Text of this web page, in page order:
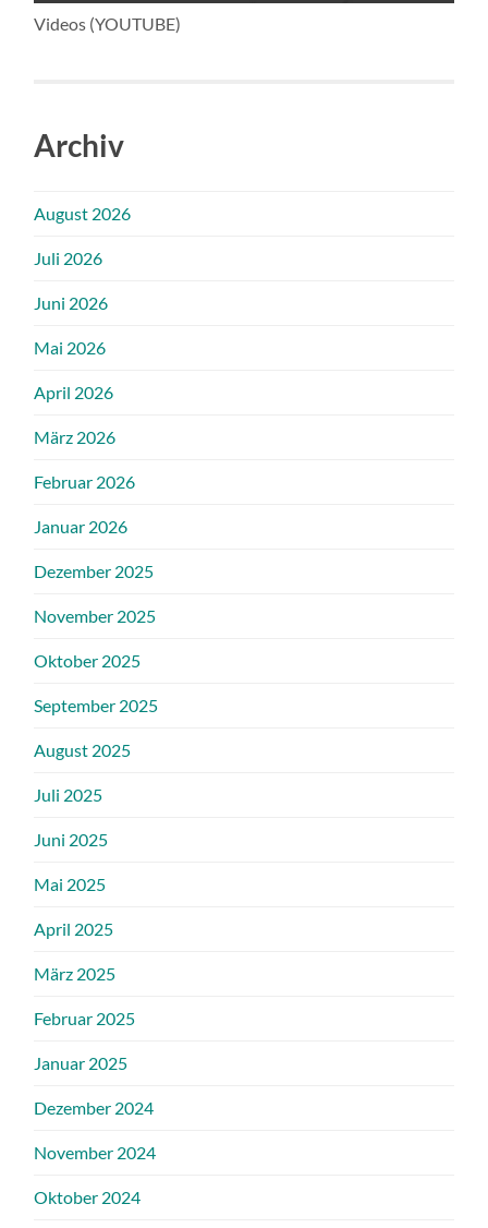
Videos (YOUTUBE)
Archiv
August 2026
Juli 2026
Juni 2026
Mai 2026
April 2026
März 2026
Februar 2026
Januar 2026
Dezember 2025
November 2025
Oktober 2025
September 2025
August 2025
Juli 2025
Juni 2025
Mai 2025
April 2025
März 2025
Februar 2025
Januar 2025
Dezember 2024
November 2024
Oktober 2024